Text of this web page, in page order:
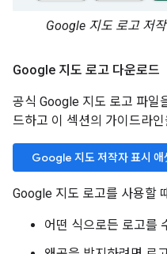
Google 지도 로고 저
Google 지도 로고 다운로드
공식 Google 지도 로고 파일
드하고 이 섹션의 가이드라
Google 지도 저작자 표시 애
Google 지도 로고를 사용할
어떤 식으로든 로고를